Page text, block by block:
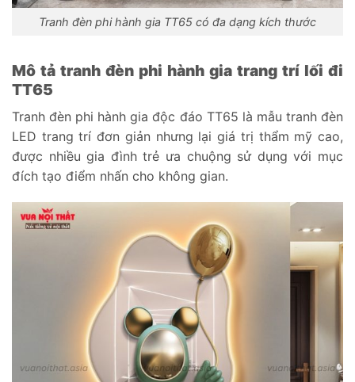
Tranh đèn phi hành gia TT65 có đa dạng kích thước
Mô tả tranh đèn phi hành gia trang trí lối đi
TT65
Tranh đèn phi hành gia độc đáo TT65 là mẫu tranh đèn
LED trang trí đơn giản nhưng lại giá trị thẩm mỹ cao,
được nhiều gia đình trẻ ưa chuộng sử dụng với mục
đích tạo điểm nhấn cho không gian.